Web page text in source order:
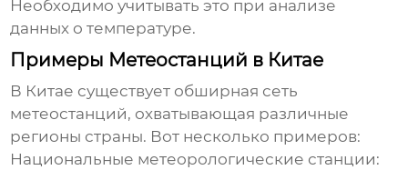
Необходимо учитывать это при анализе
данных отемпературе.
Примеры Метеостанций в Китае
В Китае существует обширная сеть
метеостанций, охватывающая различные
регионы страны. Вот несколько примеров:
Национальные метеорологические станции: